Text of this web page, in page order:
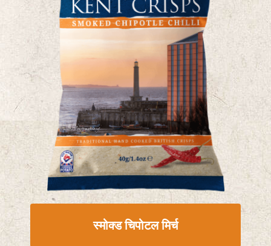
जा
सकते
स्मोक्ड चिपोटल मिर्च